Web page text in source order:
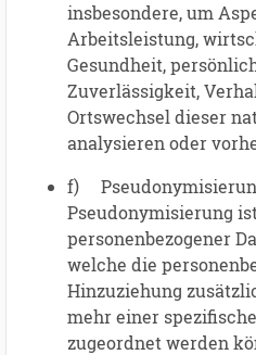
insbesondere, um
Arbeitsleistung,
Gesundheit,
Zuverlässigkeit,
Ortswechsel dieser
analysieren oder
f)
Pseudonymisierung
personenbezogener
welche die
Hinzuziehung
mehr einer
zugeordnet werden